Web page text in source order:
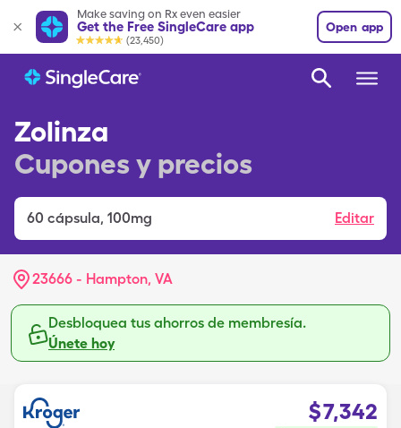
Make saving on Rx even easier
Get the Free SingleCare app
(23,450)
Open app
Zolinza
Cupones y precios
60 cápsula, 100mg Editar
23666 - Hampton, VA
Desbloquea tus ahorros de membresía.
Únete hoy
$7,342